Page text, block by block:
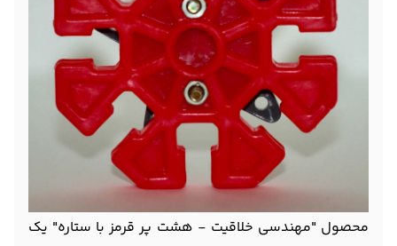
محصول "مهندسی خلاقیت - هشت پر قرمز با ستاره" یک